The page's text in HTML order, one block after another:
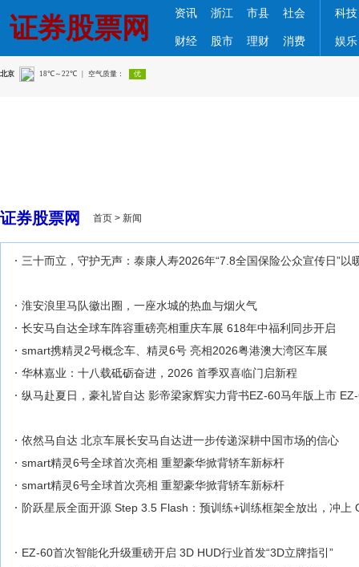
证券股票网 资讯 浙江 市县 社会
财经 股市 理财 消费
科技
娱乐
证券股票网 首页 > 新闻
三十而立，守护无声：泰康人寿2026年“7.8全国保险公众宣传日”以
淮安浪里马队徽出圈，一座水城的热血与烟火气
长安马自达全球车阵容重磅亮相重庆车展 618年中福利同步开启
smart携精灵2号概念车、精灵6号 亮相2026粤港澳大湾区车展
华林嘉业：十八载砥砺奋进，2026 首季双喜临门启新程
纵马赴夏日，豪礼皆自达 影帝梁家辉实力背书EZ-60马年版上市
依然马自达 北京车展长安马自达进一步传递深耕中国市场的信心
smart精灵6号全球首次亮相 重塑豪华掀背轿车新标杆
smart精灵6号全球首次亮相 重塑豪华掀背轿车新标杆
阶跃星辰全面开源 Step 3.5 Flash：预训练+训练框架全放出，冲上
EZ-60首次智能化升级重磅开启 3D HUD行业首发“3D立牌指引”